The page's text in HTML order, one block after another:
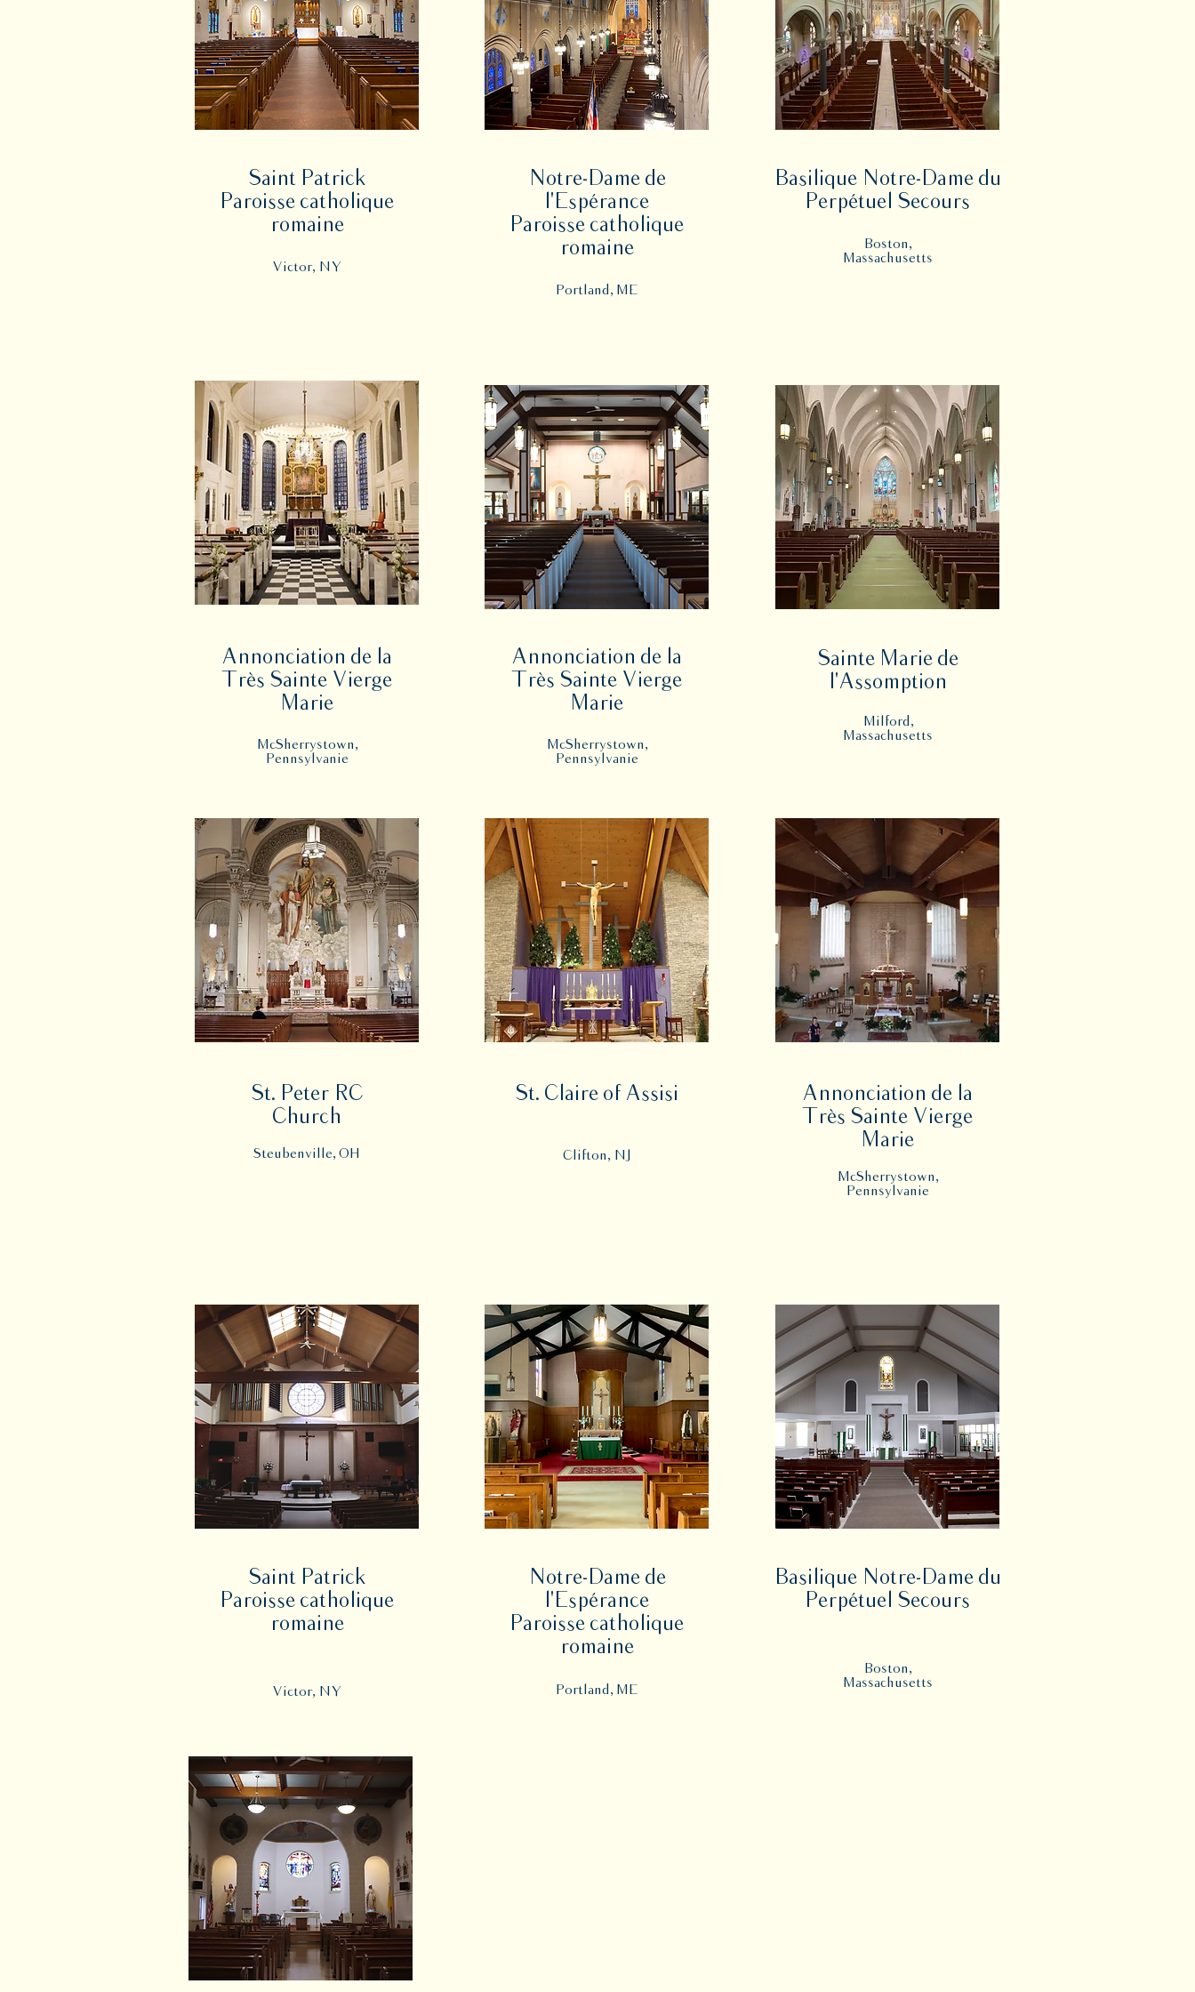
Saint Patrick
Paroisse catholique
romaine
Victor, NY
Notre-Dame de
l'Espérance
Paroisse catholique
romaine
Portland, ME
Basilique Notre-Dame du
Perpétuel Secours
Boston,
Massachusetts
Annonciation de la
Très Sainte Vierge
Marie
McSherrystown,
Pennsylvanie
Annonciation de la
Très Sainte Vierge
Marie
McSherrystown,
Pennsylvanie
Sainte Marie de
l'Assomption
Milford,
Massachusetts
St. Peter RC
Church
Steubenville, OH
St. Claire of Assisi
Clifton, NJ
Annonciation de la
Très Sainte Vierge
Marie
McSherrystown,
Pennsylvanie
Saint Patrick
Paroisse catholique
romaine
Victor, NY
Notre-Dame de
l'Espérance
Paroisse catholique
romaine
Portland, ME
Basilique Notre-Dame du
Perpétuel Secours
Boston,
Massachusetts